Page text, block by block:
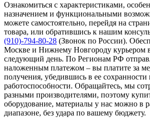
Ознакомиться с характеристиками,
назначением и функциональными
можете самостоятельно, перейдя на
товара, или обратившись к нашим
(910)-794-80-28 (Звонок по России).
Москве и Нижнему Новгороду курьером в
следующий день. По Регионам РФ
наложенным платежом – вы платите за
получения, убедившись в ее сохранности
работоспособности. Обращайтесь, мы
разными производителями, поэтому
оборудование, материалы у нас можно в
диапазоне, без удара по вашему бюджету.